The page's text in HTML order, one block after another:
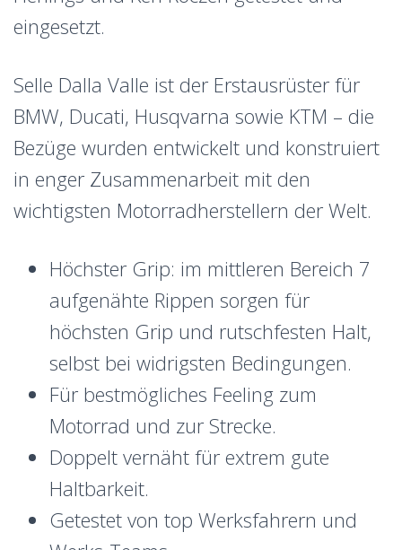
eingesetzt.
Selle Dalla Valle ist der Erstausrüster für
BMW, Ducati, Husqvarna sowie KTM – die
Bezüge wurden entwickelt und konstruiert
in enger Zusammenarbeit mit den
wichtigsten Motorradherstellern der Welt.
Höchster Grip: im mittleren Bereich 7
aufgenähte Rippen sorgen für
höchsten Grip und rutschfesten Halt,
selbst bei widrigsten Bedingungen.
Für bestmögliches Feeling zum
Motorrad und zur Strecke.
Doppelt vernäht für extrem gute
Haltbarkeit.
Getestet von top Werksfahrern und